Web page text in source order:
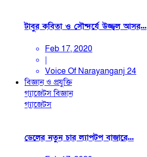
টাবুর কবিতা ও সৌন্দর্যে উজ্জ্বল আসর...
Feb 17, 2020
|
Voice Of Narayanganj 24
বিজ্ঞান ও প্রযুক্তি
গ্যাজেটসবিজ্ঞান
গ্যাজেটস
ডেলের নতুন চার ল্যাপটপ বাজারে...